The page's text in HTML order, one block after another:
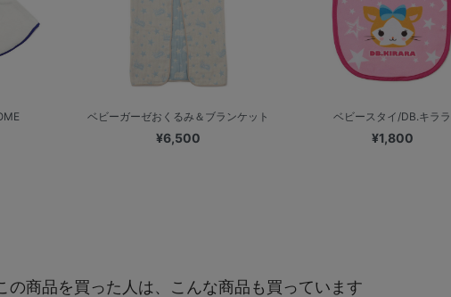
ベビーガーゼおくるみ＆ブランケット
¥6,500
ベビースタイ/DB.キララ
¥1,800
の商品を買った人は、こんな商品も買っています